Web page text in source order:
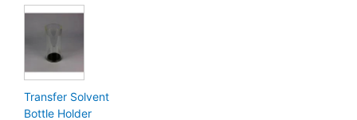
Transfer Solvent
Bottle Holder